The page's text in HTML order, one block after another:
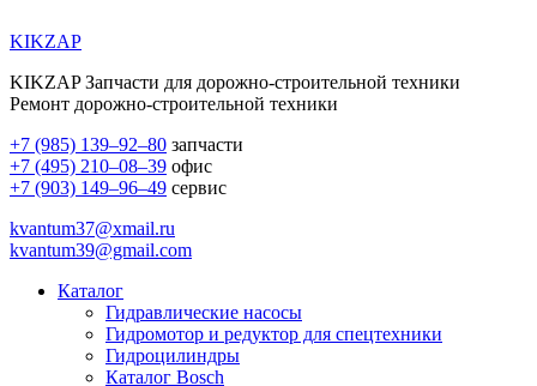
KIKZAP
KIKZAP Запчасти для дорожно-строительной техники
Ремонт дорожно-строительной техники
+7 (985) 139–92–80 запчасти
+7 (495) 210–08–39 офис
+7 (903) 149–96–49 сервис
kvantum37@xmail.ru
kvantum39@gmail.com
Каталог
Гидравлические насосы
Гидромотор и редуктор для спецтехники
Гидроцилиндры
Каталог Bosch